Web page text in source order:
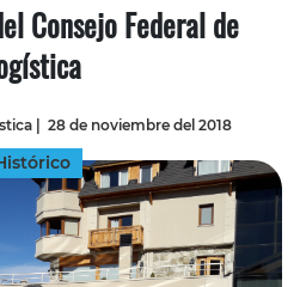
Consejo Federal de
| 28 de noviembre del 2018